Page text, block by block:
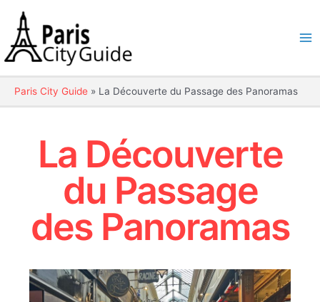
contenu
Paris City Guide » La Découverte du Passage des Panoramas
La Découverte
du Passage
des Panoramas